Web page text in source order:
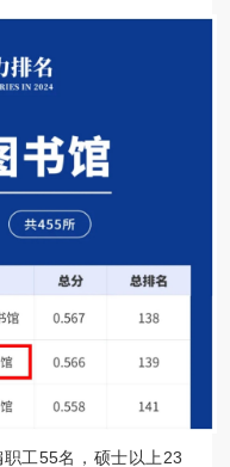
工55名，硕士以上23